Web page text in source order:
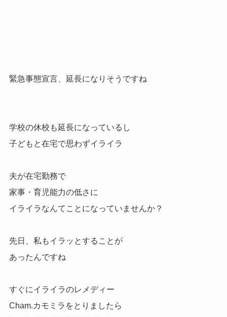
緊急事態宣言、延長になりそうですね
学校の休校も延長になっているし
子どもと在宅で思わずイライラ
夫が在宅勤務で
家事・育児能力の低さに
イライラなんてことになっていませんか？
先日、私もイラッとすることが
あったんですね
すぐにイライラのレメディー
Cham.カモミラをとりましたら